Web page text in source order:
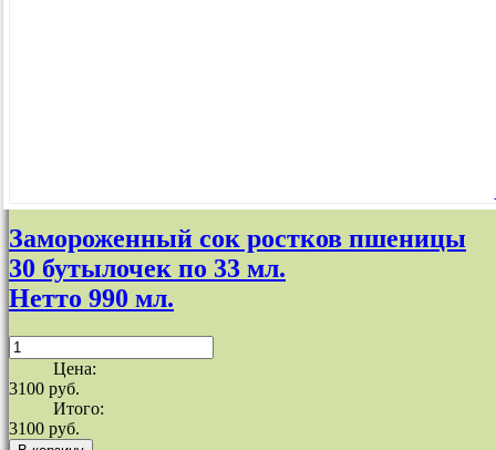
Замороженный сок ростков пшеницы
30 бутылочек по 33 мл.
Нетто 990 мл.
Цена:
3100 руб.
Итого:
3100 руб.